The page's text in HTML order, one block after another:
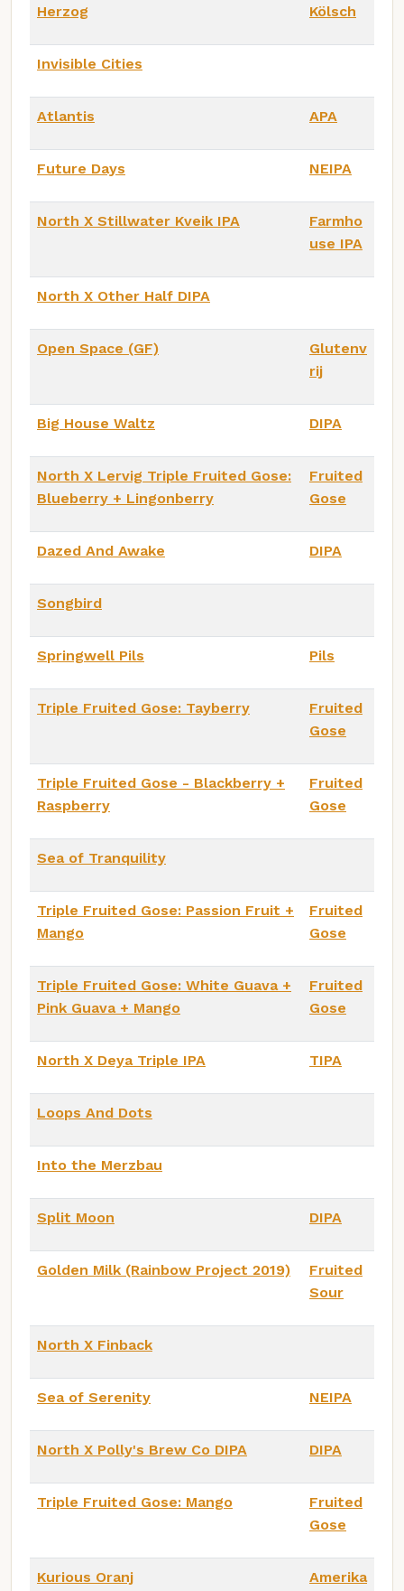
Herzog Kölsch
Invisible Cities
Atlantis APA
Future Days NEIPA
North X Stillwater Kveik IPA
Farmho
use IPA
North X Other Half DIPA
Open Space (GF)
Glutenv
rij
Big House Waltz DIPA
North X Lervig Triple Fruited Gose:
Blueberry + Lingonberry
Fruited
Gose
Dazed And Awake DIPA
Songbird
Springwell Pils Pils
Triple Fruited Gose: Tayberry
Fruited
Gose
Triple Fruited Gose - Blackberry +
Raspberry
Fruited
Gose
Sea of Tranquility
Triple Fruited Gose: Passion Fruit +
Mango
Fruited
Gose
Triple Fruited Gose: White Guava +
Pink Guava + Mango
Fruited
Gose
North X Deya Triple IPA TIPA
Loops And Dots
Into the Merzbau
Split Moon DIPA
Golden Milk (Rainbow Project 2019)
Fruited
Sour
North X Finback
Sea of Serenity NEIPA
North X Polly's Brew Co DIPA DIPA
Triple Fruited Gose: Mango
Fruited
Gose
Kurious Oranj
Amerika